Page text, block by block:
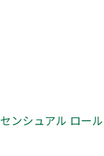
センシュアル ロー